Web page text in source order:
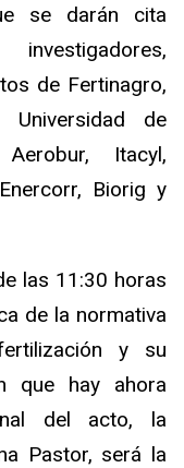
se darán cita
de Fertinagro,
Universidad de
Itacyl,
Biorig y
las 11:30 horas
de la normativa
y su
que hay ahora
del acto, la
Pastor, será la